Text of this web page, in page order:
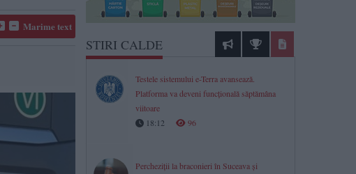
Marime text
STIRI CALDE
Testele sistemului e-Terra avansează.
Platforma va deveni funcțională săptămâna
viitoare
18:12
96
Percheziții la braconieri în Suceava și